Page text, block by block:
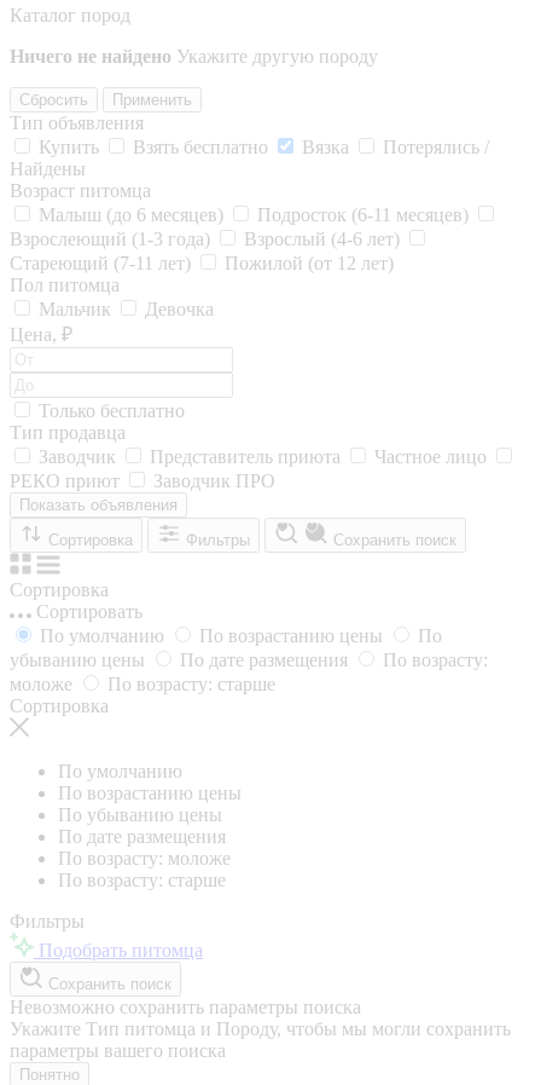
Каталог пород
Ничего не найдено Укажите другую породу
Сбросить Применить
Тип объявления
Купить
Взять бесплатно Вязка
Потерялись /
Найдены
Возраст питомца
Малыш (до 6 месяцев)
Подросток (6-11 месяцев)
Взрослеющий (1-3 года)
Взрослый (4-6 лет)
Стареющий (7-11 лет)
Пожилой (от 12 лет)
Пол питомца
Мальчик
Девочка
Цена, ₽
Только бесплатно
Тип продавца
Заводчик
Представитель приюта
Частное лицо
РЕКО приют
Заводчик ПРО
Показать объявления
Сортировка
Фильтры Сохранить поиск
Сортировка
Сортировать
По умолчанию
По возрастанию цены
По
убыванию цены
По дате размещения
По возрасту:
моложе
По возрасту: старше
Сортировка
По умолчанию
По возрастанию цены
По убыванию цены
По дате размещения
По возрасту: моложе
По возрасту: старше
Фильтры
Подобрать питомца
Сохранить поиск
Невозможно сохранить параметры поиска
Укажите Тип питомца и Породу, чтобы мы могли сохранить
параметры вашего поиска
Понятно